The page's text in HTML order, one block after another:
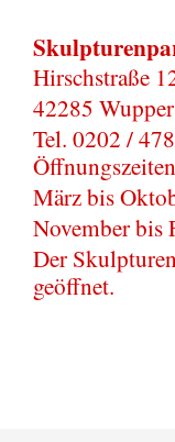
Hirschstraße
42285
Tel. 0202 /
Öffnungszeiten
März bis
November bis
Der
geöffnet.